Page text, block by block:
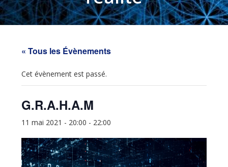
« Tous les Évènements
Cet évènement est passé.
G.R.A.H.A.M
11 mai 2021 - 20:00 - 22:00